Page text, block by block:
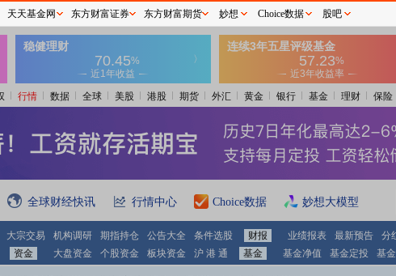
行情 数据 全球 美股 港股 期货 外汇 黄金 银行 基金 理财 保险
全球财经快讯 行情中心 Choice数据 妙想大模型
大宗交易 机构调研 期指持仓 公告大全 条件选股 财报 业绩报表 最新预告 分
资金 大盘资金 个股资金 板块资金 沪 港 通 基金 基金净值 基金定投 基
天天基金网 东方财富证券 东方财富期货 妙想 Choice数据 股吧